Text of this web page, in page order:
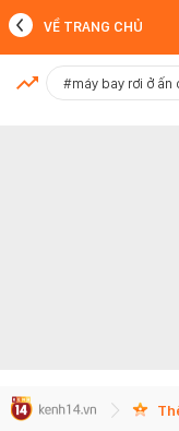
MỚI NHẤT
VỀ TRANG CHỦ
#máy bay rơi ở ấn